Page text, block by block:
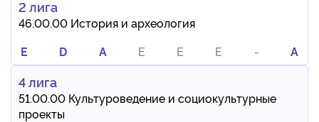
2 лига
46.00.00 История и археология
E
D A E E E - A
4 лига
51.00.00 Культуроведение и социокультурные
проекты